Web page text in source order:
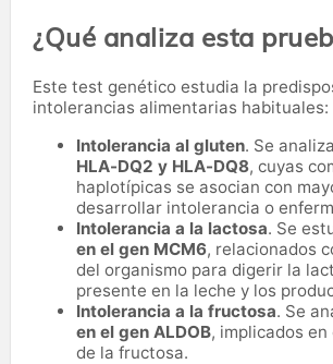
¿Qué analiza esta
Este test genético estudia la
intolerancias alimentarias habituales:
Intolerancia al gluten. Se
HLA-DQ2 y HLA-DQ8, cuyas
haplotípicas se asocian con
desarrollar intolerancia o
Intolerancia a la lactosa. Se
en el gen MCM6, relacionados
del organismo para digerir la
presente en la leche y los
Intolerancia a la fructosa. Se
en el gen ALDOB, implicados
de la fructosa.